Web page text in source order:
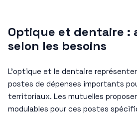
Optique et dentaire :
selon les besoins
L’optique et le dentaire
postes de dépenses importants
territoriaux. Les mutuelles
modulables pour ces postes